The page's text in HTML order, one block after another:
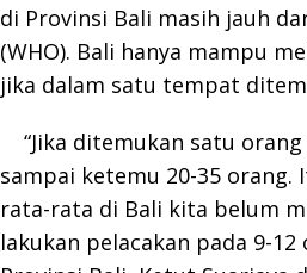
di Provinsi Bali masih jauh
(WHO). Bali hanya mampu
jika dalam satu tempat
“Jika ditemukan satu
sampai ketemu 20-35 orang.
rata-rata di Bali kita belum
lakukan pelacakan pada 9-12